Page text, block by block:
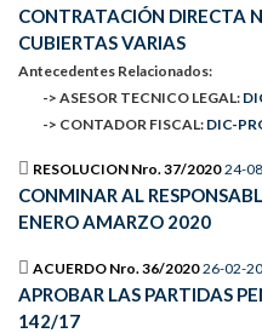
CONTRATACIÓN DIRECTA
CUBIERTAS VARIAS
Antecedentes Relacionados:
-> ASESOR TECNICO LEGAL:
-> CONTADOR FISCAL: DIC-
RESOLUCION Nro. 37/2020 24-
CONMINAR AL
ENERO AMARZO 2020
ACUERDO Nro. 36/2020 26-02-
APROBAR LAS PARTIDAS
142/17